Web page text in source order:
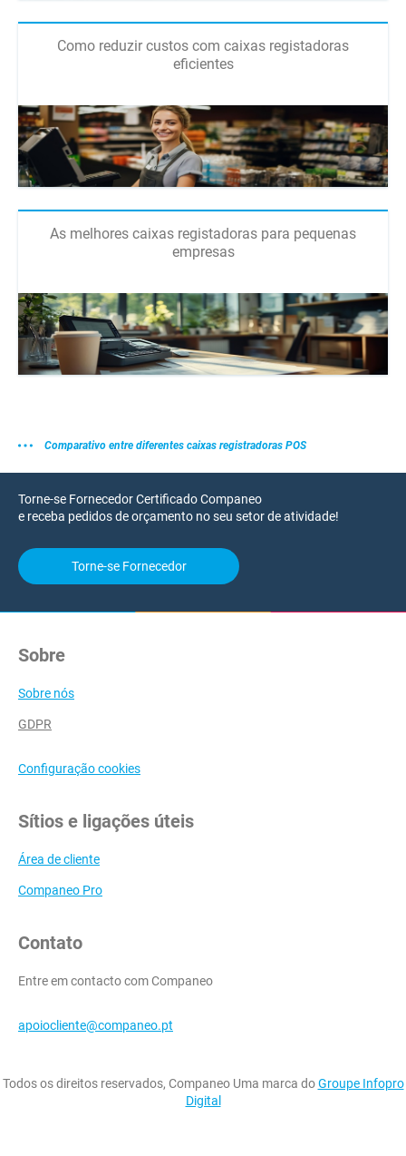
Como reduzir custos com caixas registadoras
eficientes
As melhores caixas registadoras para pequenas
empresas
Comparativo entre diferentes caixas registradoras POS
Torne-se Fornecedor Certificado Companeo
e receba pedidos de orçamento no seu setor de atividade!
Torne-se Fornecedor
Sobre
Sobre nós
GDPR
Configuração cookies
Sítios e ligações úteis
Área de cliente
Companeo Pro
Contato
Entre em contacto com Companeo
apoiocliente@companeo.pt
Todos os direitos reservados, Companeo Uma marca doGroupe Infopro
Digital